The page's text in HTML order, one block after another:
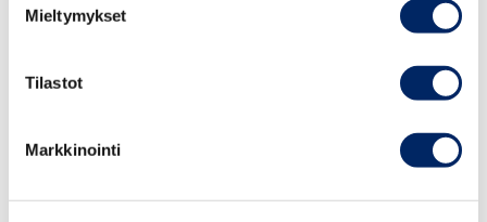
Mieltymykset
Tilastot
Markkinointi
Opening Remarks
Ms. Vani Rao, Ambassador of India to Finland
Opportunities for Foreign Startups in India